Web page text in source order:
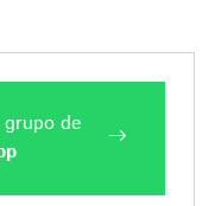
de